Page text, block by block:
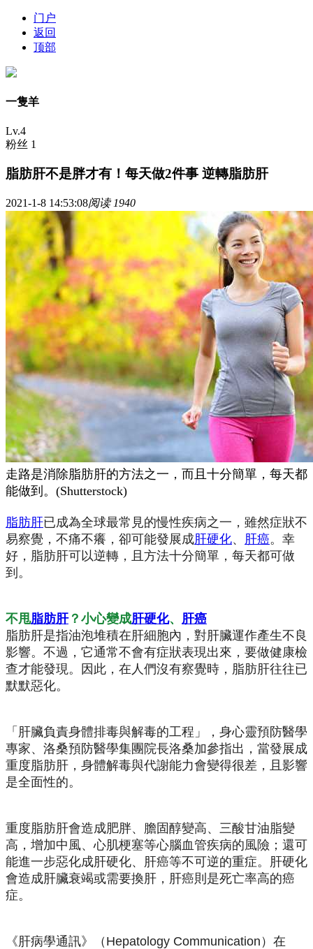
门户
返回
顶部
一隻羊
Lv.4
粉丝 1
脂肪肝不是胖才有！每天做2件事 逆轉脂肪肝
2021-1-8 14:53:08阅读 1940
走路是消除脂肪肝的方法之一，而且十分簡單，每天都
能做到。(Shutterstock)
脂肪肝已成為全球最常見的慢性疾病之一，雖然症狀不
易察覺，不痛不癢，卻可能發展成肝硬化、 肝癌。幸
好，脂肪肝可以逆轉，且方法十分簡單，每天都可做
到。
不甩脂肪肝？小心變成肝硬化、 肝癌
脂肪肝是指油泡堆積在肝細胞內，對肝臟運作產生不良
影響。不過，它通常不會有症狀表現出來，要做健康檢
查才能發現。因此，在人們沒有察覺時，脂肪肝往往已
默默惡化。
「肝臟負責身體排毒與解毒的工程」，身心靈預防醫學
專家、洛桑預防醫學集團院長洛桑加參指出，當發展成
重度脂肪肝，身體解毒與代謝能力會變得很差，且影響
是全面性的。
重度脂肪肝會造成肥胖、膽固醇變高、三酸甘油脂變
高，增加中風、心肌梗塞等心腦血管疾病的風險；還可
能進一步惡化成肝硬化、肝癌等不可逆的重症。肝硬化
會造成肝臟衰竭或需要換肝，肝癌則是死亡率高的癌
症。
《肝病學通訊》（Hepatology Communication）在